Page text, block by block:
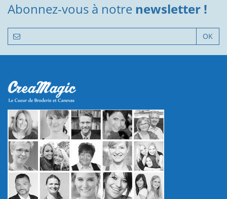
Abonnez-vous à notre newsletter !
OK